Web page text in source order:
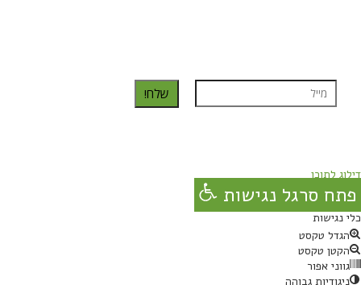
שלח!
דילוג לתוכן
פתח סרגל נגישות
כלי נגישות
הגדל טקסט
הקטן טקסט
גווני אפור
ניגודיות גבוהה